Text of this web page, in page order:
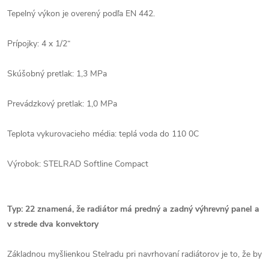
Tepelný výkon je overený podľa EN 442.
Prípojky: 4 x 1/2“
Skúšobný pretlak: 1,3 MPa
Prevádzkový pretlak: 1,0 MPa
Teplota vykurovacieho média: teplá voda do 110 0C
Výrobok: STELRAD Softline Compact
Typ: 22 znamená, že radiátor má predný a zadný výhrevný panel a
v strede dva konvektory
Základnou myšlienkou Stelradu pri navrhovaní radiátorov je to, že by